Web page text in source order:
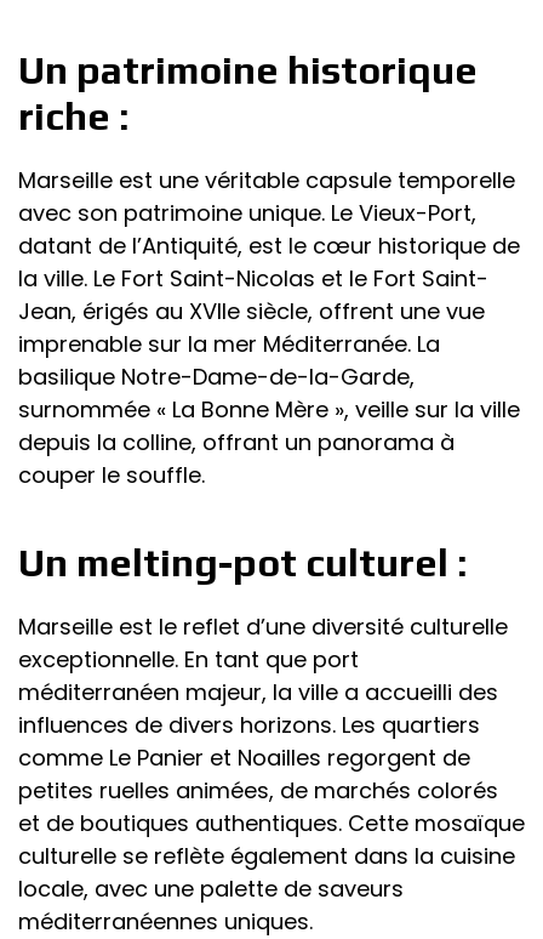
Un patrimoine historique
riche :
Marseille est une véritable capsule temporelle
avec son patrimoine unique. Le Vieux-Port,
datant de l’Antiquité, est le cœur historique de
la ville. Le Fort Saint-Nicolas et le Fort Saint-
Jean, érigés au XVIIe siècle, offrent une vue
imprenable sur la mer Méditerranée. La
basilique Notre-Dame-de-la-Garde,
surnommée « La Bonne Mère », veille sur la ville
depuis la colline, offrant un panorama à
couper le souffle.
Un melting-pot culturel :
Marseille est le reflet d’une diversité culturelle
exceptionnelle. En tant que port
méditerranéen majeur, la ville a accueilli des
influences de divers horizons. Les quartiers
comme Le Panier et Noailles regorgent de
petites ruelles animées, de marchés colorés
et de boutiques authentiques. Cette mosaïque
culturelle se reflète également dans la cuisine
locale, avec une palette de saveurs
méditerranéennes uniques.